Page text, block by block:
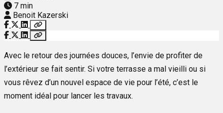
7 min
Benoit Kazerski
Avec le retour des journées douces, l’envie de profiter de
l’extérieur se fait sentir. Si votre terrasse a mal vieilli ou si
vous rêvez d’un nouvel espace de vie pour l’été, c’est le
moment idéal pour lancer les travaux.